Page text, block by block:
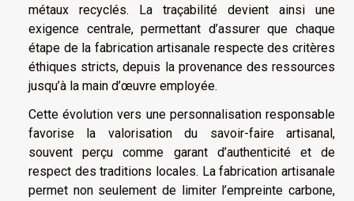
métaux recyclés. La traçabilité devient ainsi une
exigence centrale, permettant d’assurer que chaque
étape de la fabrication artisanale respecte des critères
éthiques stricts, depuis la provenance des ressources
jusqu’à la main d’œuvre employée.
Cette évolution vers une personnalisation responsable
favorise la valorisation du savoir-faire artisanal,
souvent perçu comme garant d’authenticité et de
respect des traditions locales. La fabrication artisanale
permet non seulement de limiter l’empreinte carbone,